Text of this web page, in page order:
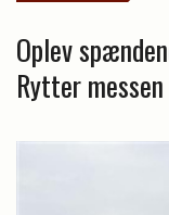
Oplev
Rytter messen